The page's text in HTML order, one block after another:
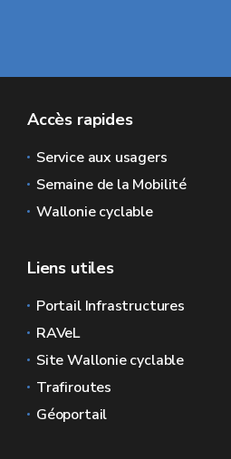
Accès rapides
Service aux usagers
Semaine de la Mobilité
Wallonie cyclable
Liens utiles
Portail Infrastructures
RAVeL
Site Wallonie cyclable
Trafiroutes
Géoportail